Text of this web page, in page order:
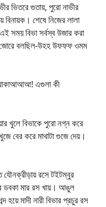
ভিতরে গুতায়, পুরো নাভীর
বিনায়ক। শেষে নিজের লালা
এই সময় বিভা সর্বস্ব উজার করা
জোরে বলছিল-উহহ উফফফ ওমম
এগুলা কী
খুলে বিভাকে পুরো নগ্ন করে
বের করে মাথাটা গুজে দেয়।
যৌনক্রীড়ায় রসে টইটম্বুর
ডবকা মার রস খায়। আঙুল
মাদী নারী বিভার প্রচুর রস